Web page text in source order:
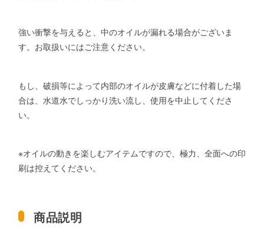
強い衝撃を与えると、中のオイルが漏れる場合がございま
す。お取扱いにはご注意ください。
もし、破損等によって内部のオイルが皮膚などに付着した場
合は、水道水でしっかり洗い流し、使用を中止してくださ
い。
※オイルの動きを楽しむアイテムですので、極力、全面への印
刷は控えてください。
商品説明